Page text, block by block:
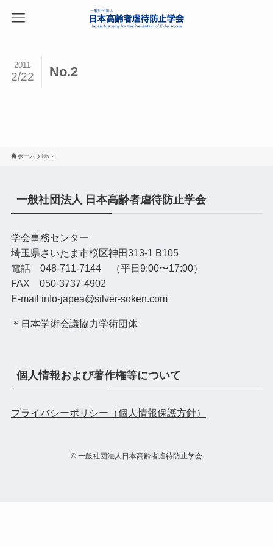
No.2
2011
2/22
ホーム No.2
一般社団法人 日本高齢者虐待防止学会
学会事務センター
埼玉県さいたま市桜区神田313-1 B105
電話 048-711-7144 （平日9:00〜17:00）
FAX 050-3737-4902
E-mail info-japea@silver-soken.com
＊日本学術会議協力学術団体
個人情報および著作権等について
プライバシーポリシー（個人情報保護方針）
© 一般社団法人日本高齢者虐待防止学会